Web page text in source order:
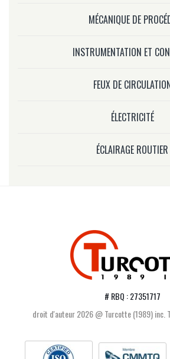
MÉCANIQUE DE
INSTRUMENTATION ET
FEUX DE
ÉLECTRICITÉ
ÉCLAIRAGE ROUTIER
# RBQ : 27351717
droit d'auteur 2026 @ Turcotte (1989) inc.